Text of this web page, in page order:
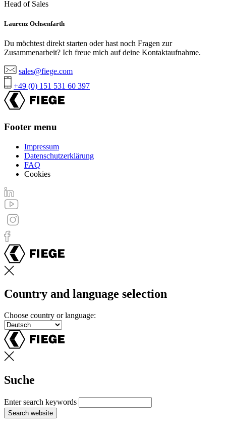
Head of Sales
Laurenz Ochsenfarth
Du möchtest direkt starten oder hast noch Fragen zur
Zusammenarbeit? Ich freue mich auf deine Kontaktaufnahme.
sales@fiege.com
+49 (0) 151 531 60 397
Footer menu
Impressum
Datenschutzerklärung
FAQ
Cookies
Country and language selection
Choose country or language:
Suche
Enter search keywords